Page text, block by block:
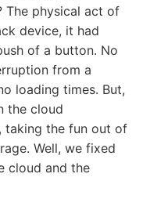
The physical act of
device, it had
of a button. No
from a
loading times. But,
the cloud
taking the fun out of
Well, we fixed
cloud and the